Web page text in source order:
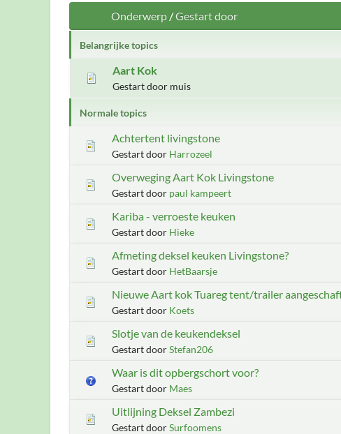
Onderwerp/Gestart door
Belangrijke topics
Aart Kok
Gestart door muis
Normale topics
Achtertent livingstone
Gestart door Harrozeel
Overweging Aart Kok Livingstone
Gestart door paul kampeert
Kariba - verroeste keuken
Gestart door Hieke
Afmeting deksel keuken Livingstone?
Gestart door HetBaarsje
Nieuwe Aart kok Tuareg tent/trailer
Gestart door Koets
Slotje van de keukendeksel
Gestart doorStefan206
Waar is dit opbergschort voor?
Gestart door Maes
Uitlijning Deksel Zambezi
Gestart doorSurfoomens